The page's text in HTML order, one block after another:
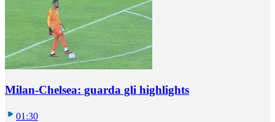
Milan-Chelsea: guarda gli highlights
01:30